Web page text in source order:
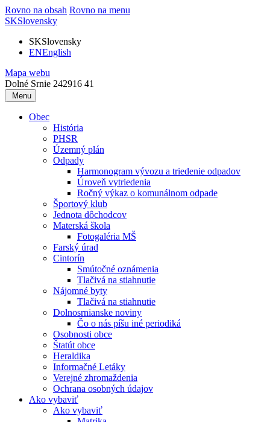
Rovno na obsah Rovno na menu
SKSlovensky
SKSlovensky
ENEnglish
Mapa webu
Dolné Srnie 242916 41
Menu
Obec
História
PHSR
Územný plán
Odpady
Harmonogram vývozu a triedenie odpadov
Úroveň vytriedenia
Ročný výkaz o komunálnom odpade
Športový klub
Jednota dôchodcov
Materská škola
Fotogaléria MŠ
Farský úrad
Cintorín
Smútočné oznámenia
Tlačivá na stiahnutie
Nájomné byty
Tlačivá na stiahnutie
Dolnosrnianske noviny
Čo o nás píšu iné periodiká
Osobnosti obce
Štatút obce
Heraldika
Informačné Letáky
Verejné zhromaždenia
Ochrana osobných údajov
Ako vybaviť
Ako vybaviť